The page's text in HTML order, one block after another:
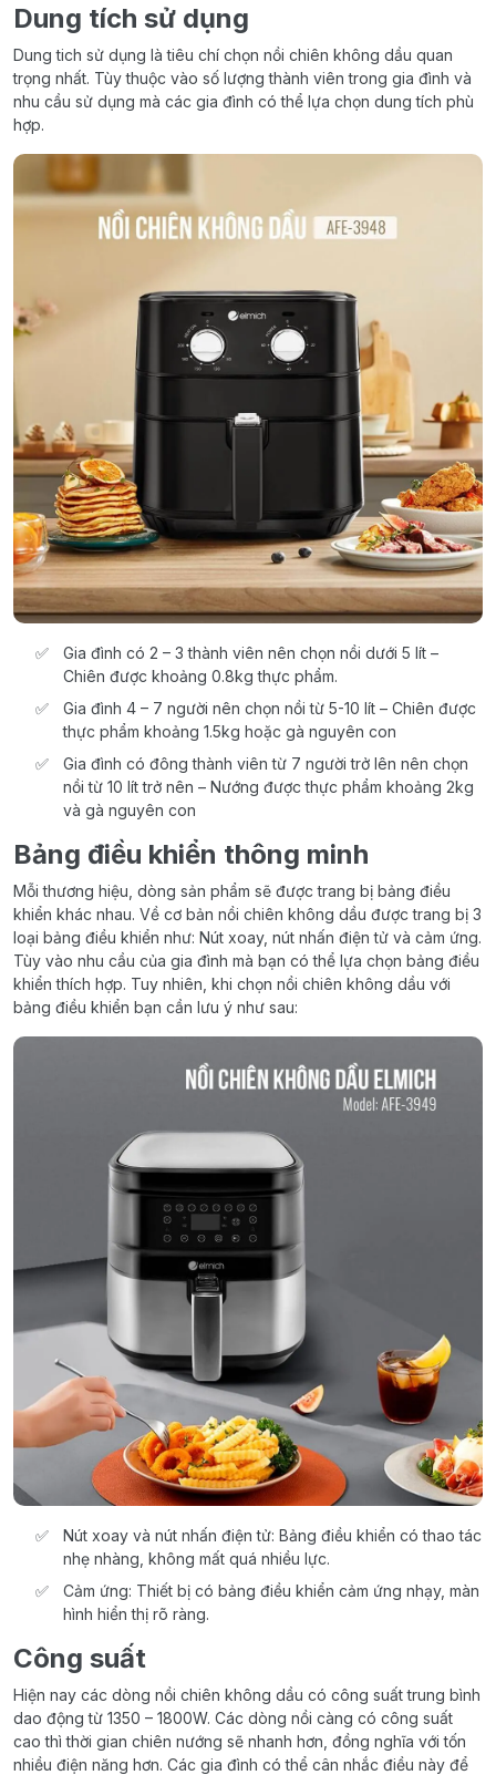
Dung tích sử dụng
Dung tich sử dụng là tiêu chí chọn nồi chiên không dầu quan
trọng nhất. Tùy thuộc vào số lượng thành viên trong gia đình và
nhu cầu sử dụng mà các gia đình có thể lựa chọn dung tích phù
hợp.
Gia đình có 2 – 3 thành viên nên chọn nồi dưới 5 lít –
Chiên được khoảng 0.8kg thực phẩm.
Gia đình 4 – 7 người nên chọn nồi từ 5-10 lít – Chiên được
thực phẩm khoảng 1.5kg hoặc gà nguyên con
Gia đình có đông thành viên từ 7 người trở lên nên chọn
nồi từ 10 lít trở nên – Nướng được thực phẩm khoảng 2kg
và gà nguyên con
Bảng điều khiển thông minh
Mỗi thương hiệu, dòng sản phẩm sẽ được trang bị bảng điều
khiển khác nhau. Về cơ bản nồi chiên không dầu được trang bị 3
loại bảng điều khiển như: Nút xoay, nút nhấn điện tử và cảm ứng.
Tùy vào nhu cầu của gia đình mà bạn có thể lựa chọn bảng điều
khiển thích hợp. Tuy nhiên, khi chọn nồi chiên không dầu với
bảng điều khiển bạn cần lưu ý như sau:
Nút xoay và nút nhấn điện tử: Bảng điều khiển có thao tác
nhẹ nhàng, không mất quá nhiều lực.
Cảm ứng: Thiết bị có bảng điều khiển cảm ứng nhạy, màn
hình hiển thị rõ ràng.
Công suất
Hiện nay các dòng nồi chiên không dầu có công suất trung bình
dao động từ 1350 – 1800W. Các dòng nồi càng có công suất
cao thì thời gian chiên nướng sẽ nhanh hơn, đồng nghĩa với tốn
nhiều điện năng hơn. Các gia đình có thể cân nhắc điều này để